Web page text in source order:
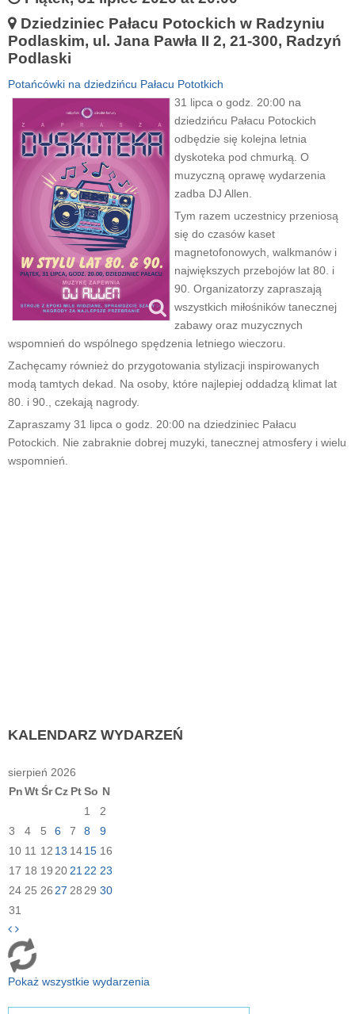
Dziedziniec Pałacu Potockich w Radzyniu
Podlaskim, ul. Jana Pawła II 2, 21-300, Radzyń
Podlaski
Potańcówki na dziedzińcu Pałacu Pototkich
31 lipca o godz. 20:00 na
dziedzińcu Pałacu Potockich
odbędzie się kolejna letnia
dyskoteka pod chmurką. O
muzyczną oprawę wydarzenia
zadba DJ Allen.
Tym razem uczestnicy przeniosą
się do czasów kaset
magnetofonowych, walkmanów i
największych przebojów lat 80. i
90. Organizatorzy zapraszają
wszystkich miłośników tanecznej
zabawy oraz muzycznych
wspomnień do wspólnego spędzenia letniego wieczoru.
Zachęcamy również do przygotowania stylizacji inspirowanych
modą tamtych dekad. Na osoby, które najlepiej oddadzą klimat lat
80. i 90., czekają nagrody.
Zapraszamy 31 lipca o godz. 20:00 na dziedziniec Pałacu
Potockich. Nie zabraknie dobrej muzyki, tanecznej atmosfery i wielu
wspomnień.
KALENDARZ WYDARZEŃ
sierpień 2026
PnWtŚrCz PtSo N
1
2
3
4 5 6 7 8
9
10 11 12 13 1415 16
17 18 19 20 21 22 23
24 25 26 27 28 29 30
31
Pokaż wszystkie wydarzenia